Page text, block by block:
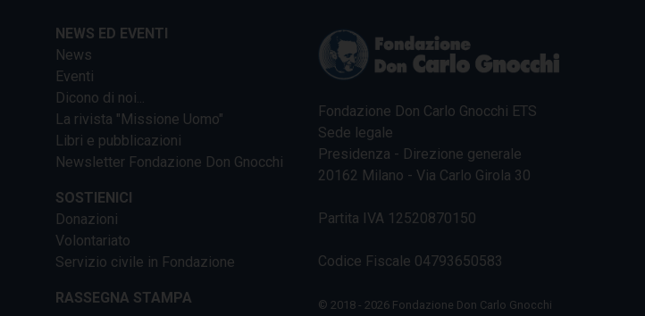
NEWS ED EVENTI
News
Eventi
Dicono di noi...
La rivista "Missione Uomo"
Libri e pubblicazioni
Newsletter Fondazione Don Gnocchi
SOSTIENICI
Donazioni
Volontariato
Servizio civile in Fondazione
RASSEGNA STAMPA
Fondazione Don Carlo Gnocchi ETS
Sede legale
Presidenza - Direzione generale
20162 Milano - Via Carlo Girola 30
Partita IVA 12520870150
Codice Fiscale 04793650583
© 2018 - 2026 Fondazione Don Carlo Gnocchi